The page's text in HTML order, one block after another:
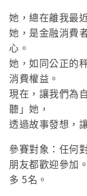
她，總在離我最
她，是金融消費
心。
她，如同公正的
消費權益。
現在，讓我們為
聽」她，
透過故事發想，
參賽對象：任何
朋友都歡迎參加
多 5名。